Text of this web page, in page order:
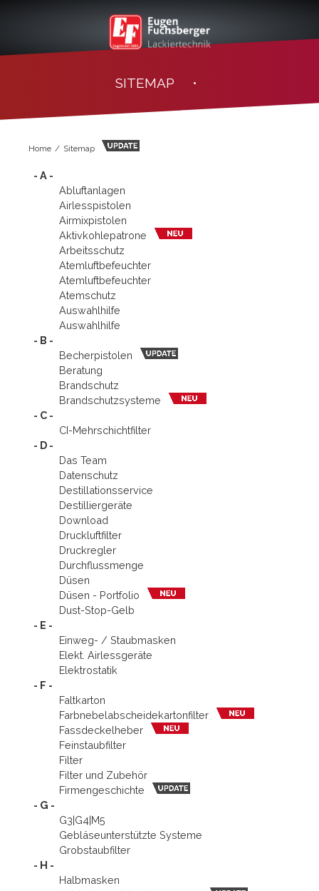
SITEMAP •
Home Sitemap
- A -
Abluftanlagen
Airlesspistolen
Airmixpistolen
Aktivkohle­patrone
Arbeitsschutz
Atemluft­befeuchter
Atemluftbefeuchter
Atemschutz
Auswahlhilfe
Auswahlhilfe
- B -
Becherpistolen
Beratung
Brandschutz
Brandschutz­systeme
- C -
CI-Mehrschichtfilter
- D -
Das Team
Datenschutz
Destillationsservice
Destilliergeräte
Download
Druckluftfilter
Druckregler
Durchflussmenge
Düsen
Düsen - Portfolio
Dust-Stop-Gelb
- E -
Einweg- / Staubmasken
Elekt. Airlessgeräte
Elektrostatik
- F -
Faltkarton
Farbnebel­abscheidekartonfilter
Fassdeckelheber
Feinstaubfilter
Filter
Filter und Zubehör
Firmengeschichte
- G -
G3|G4|M5
Gebläseunterstützte Systeme
Grobstaubfilter
- H -
Halbmasken